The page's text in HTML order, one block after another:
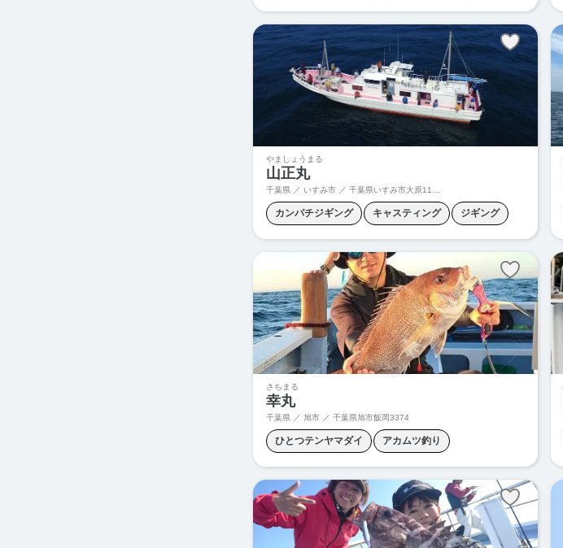
サワラキャスティング サワラジギング ジギング
タイラバ チニング チヌトップ ティップラン
フラットフィッシュ ボートシーバス
青物ジギング 青物釣り
やましょうまる
山正丸
千葉県 ／ いすみ市 ／ 千葉県いすみ市大原11210-2
カンパチジギング キャスティング ジギング
ヒラマサキャスティング ヒラマサジギング
青物キャスティング 青物ジギング
さちまる
幸丸
千葉県 ／ 旭市 ／ 千葉県旭市飯岡3374
ひとつテンヤマダイ アカムツ釣り
カツオキャスティング キャスティング
シロギス釣り ジギング ヒラメ釣り フグ釣り
マグロキャスティング マハタ釣り ヤリイカ釣り